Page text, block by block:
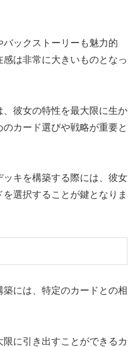
ックストーリーも魅力的
は非常に大きいものとなっ
彼女の特性を最大限に生か
カード選びや戦略が重要と
キを構築する際には、彼女
選択することが鍵となりま
には、特定のカードとの相
に引き出すことができるカ